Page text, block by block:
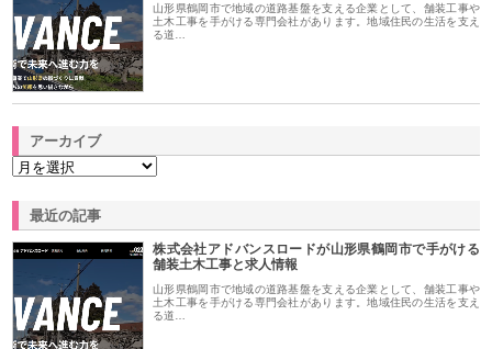
山形県鶴岡市で地域の道路基盤を支える企業として、舗装工事や
土木工事を手がける専門会社があります。地域住民の生活を支え
る道…
アーカイブ
最近の記事
株式会社アドバンスロードが山形県鶴岡市で手がける
舗装土木工事と求人情報
山形県鶴岡市で地域の道路基盤を支える企業として、舗装工事や
土木工事を手がける専門会社があります。地域住民の生活を支え
る道…